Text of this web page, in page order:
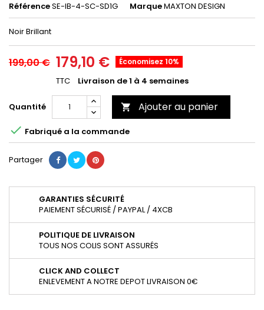
RéférenceSE-IB-4-SC-SD1G MarqueMAXTON DESIGN
Noir Brillant
199,00 € 179,10 € Économisez 10%
TTC Livraison de 1 à 4 semaines
Quantité  Ajouter au panier
 Fabriqué a la commande
Partager
GARANTIES SÉCURITÉ
PAIEMENT SÉCURISÉ / PAYPAL / 4XCB
POLITIQUE DE LIVRAISON
TOUS NOS COLIS SONT ASSURÉS
CLICK AND COLLECT
ENLEVEMENT A NOTRE DEPOT LIVRAISON 0€